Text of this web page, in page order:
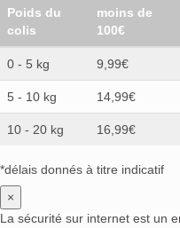
Poids du
colis
moins de
100€
0 - 5 kg 9,99€
5 - 10 kg 14,99€
10 - 20 kg 16,99€
*délais donnés à titre indicatif
×
La sécurité sur internet est un